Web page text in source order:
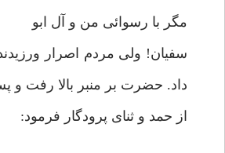
مگر با رسوائی من و آل ابو
سفیان! ولی مردم اصرار ورزیدند
داد. حضرت بر منبر بالا رفت و
از حمد و ثنای پرودگار فرمود: